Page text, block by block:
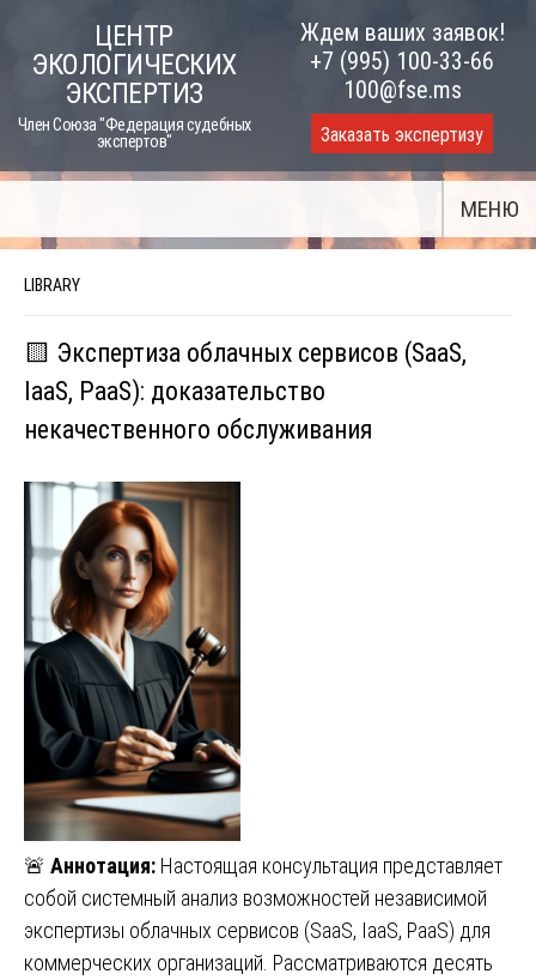
content
ЦЕНТР
ЭКОЛОГИЧЕСКИХ
ЭКСПЕРТИЗ
Член Союза "Федерация судебных
экспертов"
Ждем ваших заявок!
+7 (995) 100-33-66
100@fse.ms
Заказать экспертизу
МЕНЮ
LIBRARY
🟨 Экспертиза облачных сервисов (SaaS,
IaaS, PaaS): доказательство
некачественного обслуживания
🚨 Аннотация: Настоящая консультация представляет
собой системный анализ возможностей независимой
экспертизы облачных сервисов (SaaS, IaaS, PaaS) для
коммерческих организаций. Рассматриваются десять